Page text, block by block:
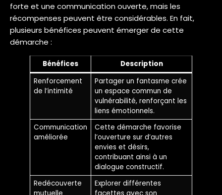
forte et une communication ouverte, mais les
récompenses peuvent être considérables. En fait,
plusieurs bénéfices peuvent émerger de cette
démarche :
Bénéfices
Description
Renforcement
de l’intimité
Partager un fantasme crée
un espace commun de
vulnérabilité, renforçant les
liens émotionnels.
Communication
améliorée
Cette démarche favorise
l’ouverture sur d’autres
envies et désirs,
contribuant ainsi à un
dialogue constructif.
Redécouverte
Explorer différentes